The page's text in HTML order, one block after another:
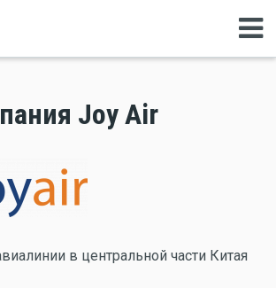
Joy Air
в центральной части Китая